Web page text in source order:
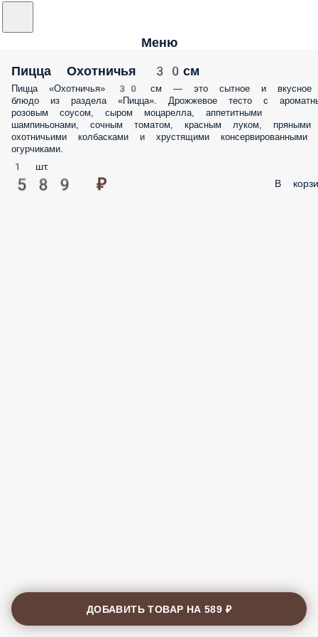
Меню
Пицца Охотничья 30см
Пицца «Охотничья» 30 см — это сытное и вкусное
блюдо из раздела «Пицца». Дрожжевое тесто с
розовым соусом, сыром моцарелла, аппетитными
шампиньонами, сочным томатом, красным луком, пряными
охотничьими колбасками и хрустящими консервированными
огурчиками.
1 шт.
589 ₽ В
ДОБАВИТЬ ТОВАР НА589 ₽